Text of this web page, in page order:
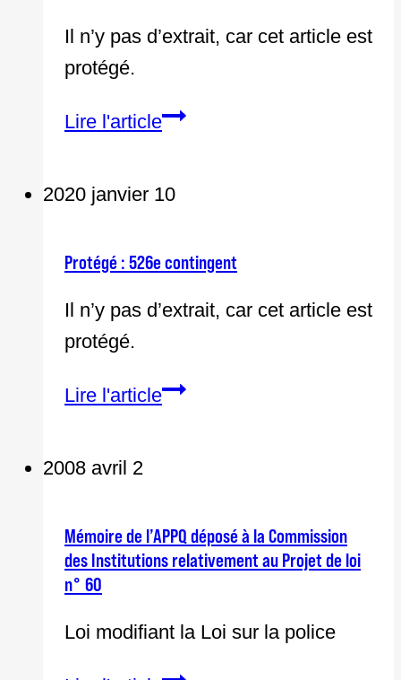
Il n’y pas d’extrait, car cet article est
protégé.
Lire l'articleProtégé :
2020 janvier 10
Protégé : 526e contingent
Il n’y pas d’extrait, car cet article est
protégé.
Lire l'articleProtégé :
2008 avril 2
Mémoire de l’APPQ déposé à la Commission
des Institutions relativement au Projet de loi
n° 60
Loi modifiant la Loi sur la police